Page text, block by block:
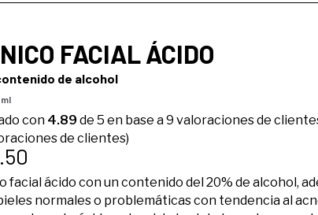
FACIAL ÁCIDO
de alcohol
ml
con 4.89 de 5 en base a9 valoraciones de
de clientes)
facial ácido con un contenido del 20% de alcohol,
normales o problemáticas con tendencia al